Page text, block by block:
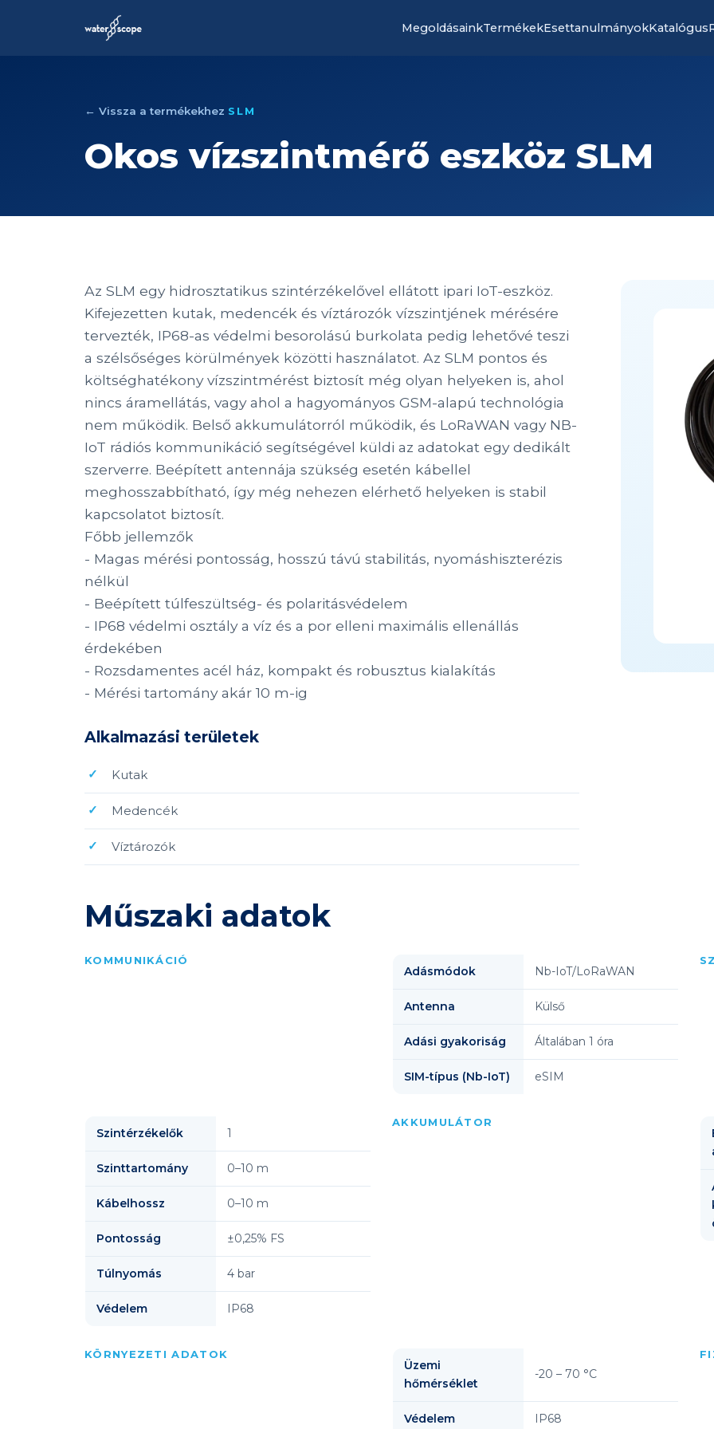
MegoldásainkTermékekEsettanulmányokKatalógus
← Vissza a termékekhez SLM
Okos vízszintmérő eszköz SLM
Az SLM egy hidrosztatikus szintérzékelővel ellátott ipari IoT-eszköz.
Kifejezetten kutak, medencék és víztározók vízszintjének mérésére
tervezték, IP68-as védelmi besorolású burkolata pedig lehetővé teszi
a szélsőséges körülmények közötti használatot. Az SLM pontos és
költséghatékony vízszintmérést biztosít még olyan helyeken is, ahol
nincs áramellátás, vagy ahol a hagyományos GSM-alapú technológia
nem működik. Belső akkumulátorról működik, és LoRaWAN vagy NB-
IoT rádiós kommunikáció segítségével küldi az adatokat egy dedikált
szerverre. Beépített antennája szükség esetén kábellel
meghosszabbítható, így még nehezen elérhető helyeken is stabil
kapcsolatot biztosít.
Főbb jellemzők
- Magas mérési pontosság, hosszú távú stabilitás, nyomáshiszterézis
nélkül
- Beépített túlfeszültség- és polaritásvédelem
- IP68 védelmi osztály a víz és a por elleni maximális ellenállás
érdekében
- Rozsdamentes acél ház, kompakt és robusztus kialakítás
- Mérési tartomány akár 10 m-ig
Alkalmazási területek
Kutak
Medencék
Víztározók
Műszaki adatok
KOMMUNIKÁCIÓ
Adásmódok Nb-IoT/LoRaWAN
Antenna Külső
Adási gyakoriság Általában 1 óra
SIM-típus (Nb-IoT) eSIM
Szintérzékelők 1
Szinttartomány 0–10 m
Kábelhossz 0–10 m
Pontosság ±0,25% FS
Túlnyomás 4 bar
Védelem IP68
AKKUMULÁTOR
KÖRNYEZETI ADATOK
Üzemi
hőmérséklet
-20 – 70 °C
Védelem IP68